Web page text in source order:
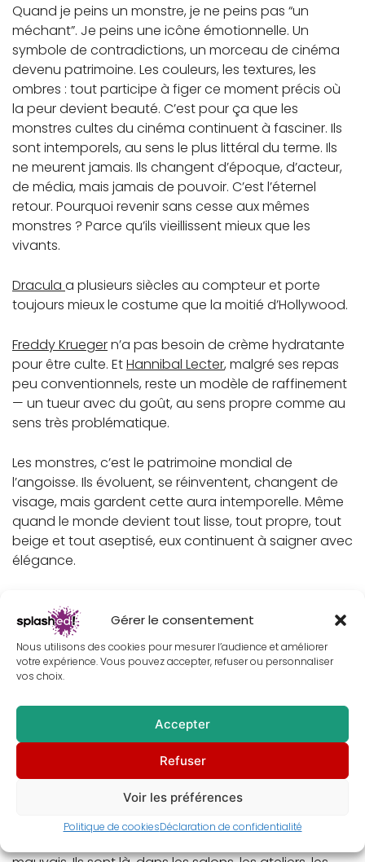
Gérer le consentement
Nous utilisons des cookies pour mesurer l’audience et améliorer
votre expérience. Vous pouvez accepter, refuser ou personnaliser
vos choix.
Accepter
Refuser
Voir les préférences
Politique de cookiesDéclaration de confidentialité
Quand je peins un monstre, je ne peins pas “un
méchant”. Je peins une icône émotionnelle. Un
symbole de contradictions, un morceau de cinéma
devenu patrimoine. Les couleurs, les textures, les
ombres : tout participe à figer ce moment précis où
la peur devient beauté. C’est pour ça que les
monstres cultes du cinéma continuent à fasciner. Ils
sont intemporels, au sens le plus littéral du terme. Ils
ne meurent jamais. Ils changent d’époque, d’acteur,
de média, mais jamais de pouvoir. C’est l’éternel
retour. Pourquoi revenir sans cesse aux mêmes
monstres ? Parce qu’ils vieillissent mieux que les
vivants.
Dracula a plusieurs siècles au compteur et porte
toujours mieux le costume que la moitié d’Hollywood.
Freddy Kruegern’a pas besoin de crème hydratante
pour être culte. EtHannibal Lecter, malgré ses repas
peu conventionnels, reste un modèle de raffinement
— un tueur avec du goût, au sens propre comme au
sens très problématique.
Les monstres, c’est le patrimoine mondial de
l’angoisse. Ils évoluent, se réinventent, changent de
visage, mais gardent cette aura intemporelle. Même
quand le monde devient tout lisse, tout propre, tout
beige et tout aseptisé, eux continuent à saigner avec
élégance.
🩸 Et aujourd’hui ?
Halloween ou pas, ils reviennent. Dans les films, les